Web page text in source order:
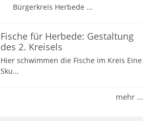
Bürgerkreis Herbede ...
Fische für Herbede: Gestaltung
des 2. Kreisels
Hier schwimmen die Fische im Kreis Eine
Sku...
mehr ...